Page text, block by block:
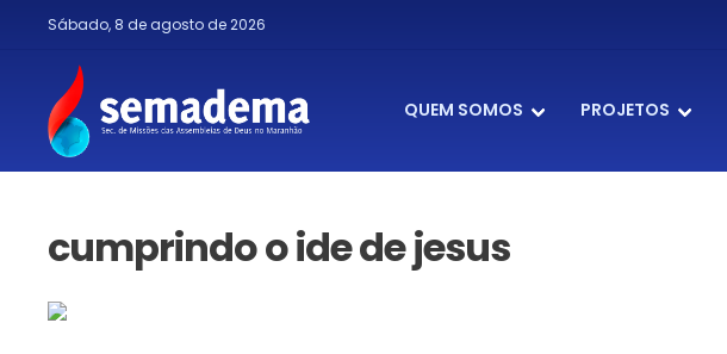
Sábado, 8 de agosto de 2026
QUEM SOMOS PROJETOS